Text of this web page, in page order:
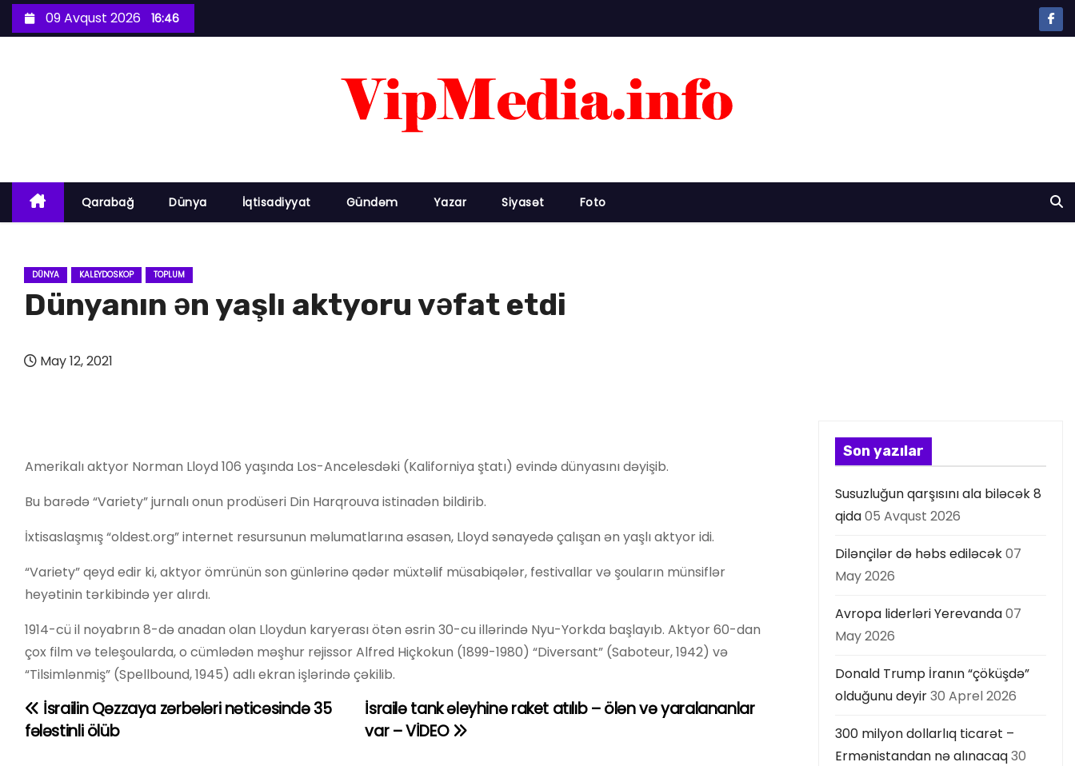
k
09 Avqust 2026 16:46
Qarabağ Dünya İqtisadiyyat Gündəm Yazar Siyasət Foto
DÜNYA KALEYDOSKOP TOPLUM
Dünyanın ən yaşlı aktyoru vəfat etdi
May 12, 2021
Amerikalı aktyor Norman Lloyd 106 yaşında Los-Ancelesdəki (Kaliforniya ştatı) evində dünyasını dəyişib.
Bu barədə “Variety” jurnalı onun prodüseri Din Harqrouva istinadən bildirib.
İxtisaslaşmış “oldest.org” internet resursunun məlumatlarına əsasən, Lloyd sənayedə çalışan ən yaşlı aktyor idi.
“Variety” qeyd edir ki, aktyor ömrünün son günlərinə qədər müxtəlif müsabiqələr, festivallar və şouların münsiflər
heyətinin tərkibində yer alırdı.
1914-cü il noyabrın 8-də anadan olan Lloydun karyerası ötən əsrin 30-cu illərində Nyu-Yorkda başlayıb. Aktyor 60-dan
çox film və teleşoularda, o cümlədən məşhur rejissor Alfred Hiçkokun (1899-1980) “Diversant” (Saboteur, 1942) və
“Tilsimlənmiş” (Spellbound, 1945) adlı ekran işlərində çəkilib.
Y
İsrailə tank əleyhinə raket atılıb – ölən və yaralananlar
var – VİDEO
İsrailin Qəzzaya zərbələri nəticəsində 35
fələstinli ölüb
Son yazılar
Susuzluğun qarşısını ala biləcək 8
qida05 Avqust 2026
Dilənçilər də həbs ediləcək07
May 2026
Avropa liderləri Yerevanda07
May 2026
Donald Trump İranın “çöküşdə”
olduğunu deyir30 Aprel 2026
300 milyon dollarlıq ticarət –
Ermənistandan nə alınacaq30